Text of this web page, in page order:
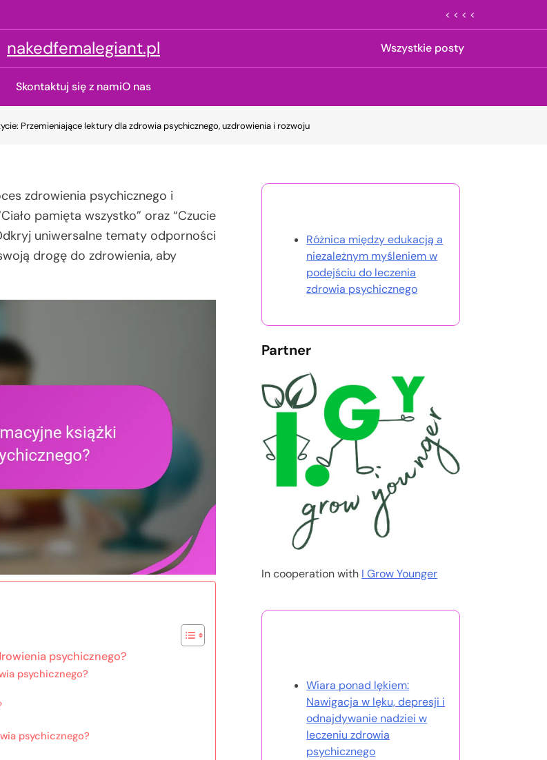
< < < <
nakedfemalegiant.pl Wszystkie posty
Skontaktuj się z namiO nas
Przemieniające lektury dla zdrowia psychicznego, uzdrowienia i rozwoju
zdrowienia psychicznego i
pamięta wszystko” oraz “Czucie
uniwersalne tematy odporności
drogę do zdrowienia, aby
psychicznego?
psychicznego?
psychicznego?
Różnica między edukacją a
niezależnym myśleniem w
podejściu do leczenia
zdrowia psychicznego
Partner
In cooperation with I Grow Younger
Wiara ponad lękiem:
Nawigacja w lęku, depresji i
odnajdywanie nadziei w
leczeniu zdrowia
psychicznego